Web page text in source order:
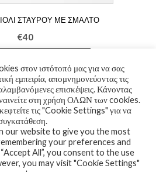
ΣΤΑΥΡΟΎ ΜΕ ΣΜΆΛΤΟ
€40
στον ιστότοπό μας για να σας
εμπειρία, απομνημονεύοντας τις
επισκέψεις. Κάνοντας
στη χρήση ΟΛΩΝ των cookies.
τις "Cookie Settings" για να
our website to give you the most
your preferences and
All”, you consent to the use
you may visit "Cookie Settings"